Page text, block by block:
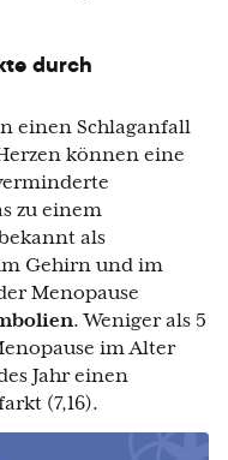
durch
einen Schlaganfall
können eine
zu einem
als
Gehirn und im
Menopause
. Weniger als 5
im Alter
Jahr einen
(7,16).